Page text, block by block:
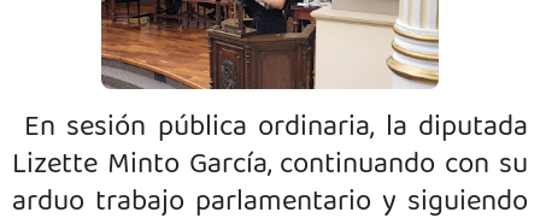
En sesión pública ordinaria, la diputada
Lizette Minto García, continuando con su
arduo trabajo parlamentario y siguiendo